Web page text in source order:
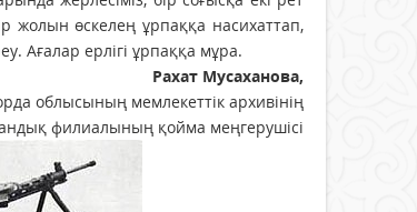
жолын өскелең ұрпаққа насихаттап,
Ағалар ерлігі ұрпаққа мұра.
Рахат Мусаханова,
облысының мемлекеттік архивінің
филиалының қойма меңгерушісі